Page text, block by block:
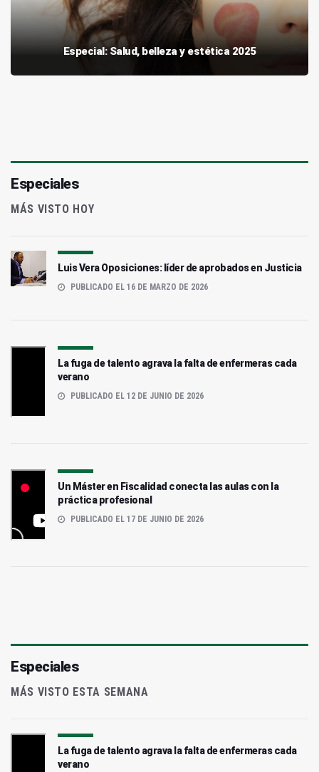
Especial: Salud, belleza y estética 2025
Especiales
MÁS VISTO HOY
Luis Vera Oposiciones: líder de aprobados en Justicia
PUBLICADO EL 16 DE MARZO DE 2026
La fuga de talento agrava la falta de enfermeras cada
verano
PUBLICADO EL 12 DE JUNIO DE 2026
Un Máster en Fiscalidad conecta las aulas con la
práctica profesional
PUBLICADO EL 17 DE JUNIO DE 2026
Especiales
MÁS VISTO ESTA SEMANA
La fuga de talento agrava la falta de enfermeras cada
verano